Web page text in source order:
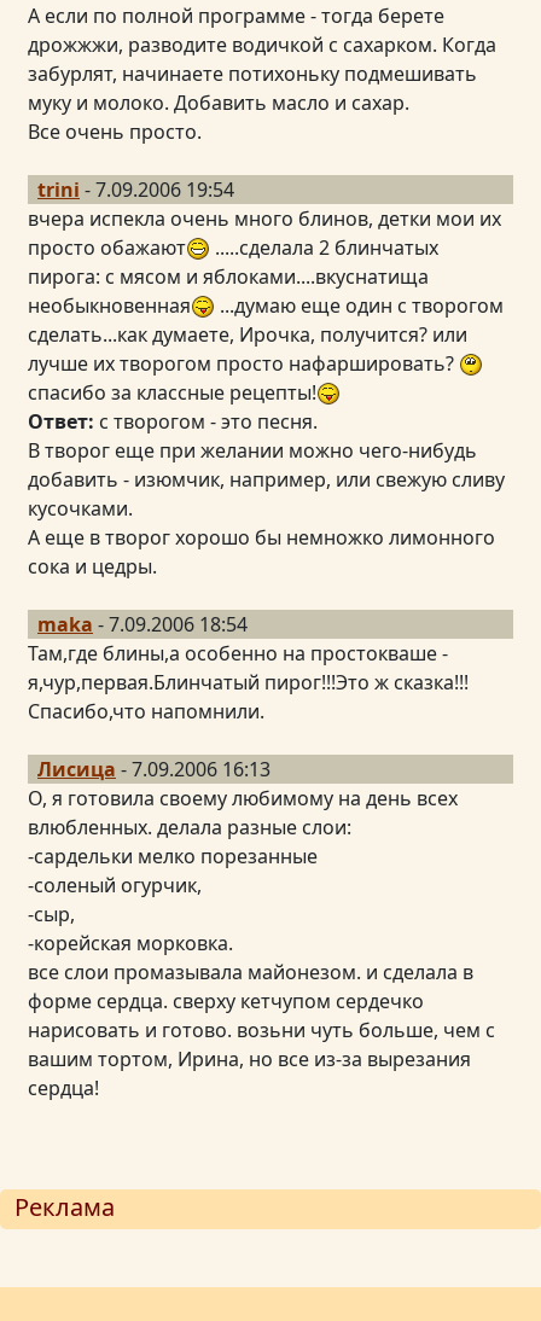
А если по полной программе - тогда берете
дрожжжи, разводите водичкой с сахарком. Когда
забурлят, начинаете потихоньку подмешивать
муку и молоко. Добавить масло и сахар.
Все очень просто.
trini - 7.09.2006 19:54
вчера испекла очень много блинов, детки мои их
просто обажают
.....сделала 2 блинчатых
пирога: с мясом и яблоками....вкуснатища
необыкновенная
...думаю еще один с творогом
сделать...как думаете, Ирочка, получится? или
лучше их творогом просто нафаршировать?
спасибо за классные рецепты!
Ответ: с творогом - это песня.
В творог еще при желании можно чего-нибудь
добавить - изюмчик, например, или свежую сливу
кусочками.
А еще в творог хорошо бы немножко лимонного
сока и цедры.
maka - 7.09.2006 18:54
Там,где блины,а особенно на простокваше -
я,чур,первая.Блинчатый пирог!!!Это ж сказка!!!
Спасибо,что напомнили.
Лисица - 7.09.2006 16:13
О, я готовила своему любимому на день всех
влюбленных. делала разные слои:
-сардельки мелко порезанные
-соленый огурчик,
-сыр,
-корейская морковка.
все слои промазывала майонезом. и сделала в
форме сердца. сверху кетчупом сердечко
нарисовать и готово. возьни чуть больше, чем с
вашим тортом, Ирина, но все из-за вырезания
сердца!
Реклама